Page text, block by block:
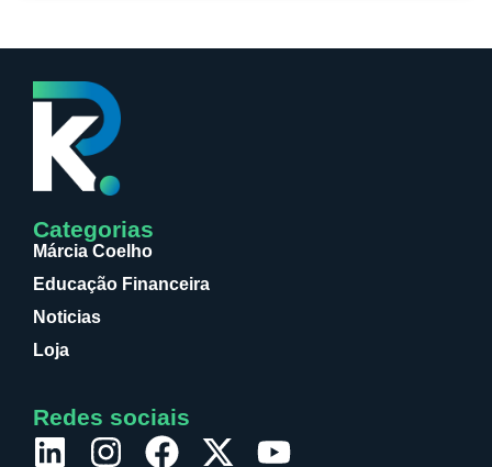
Categorias
Márcia Coelho
Educação Financeira
Noticias
Loja
Redes sociais